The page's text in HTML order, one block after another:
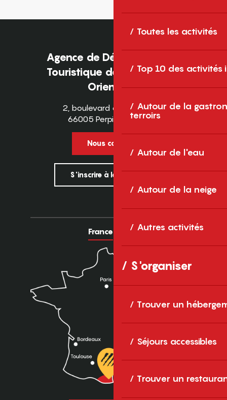
Toutes les activités
Top 10 des activités
Autour de la
terroirs
Autour de l'eau
Autour de la neige
Autres activités
S'organiser
Trouver un
Séjours accessibles
Trouver un
Agence de Développement
Touristique des Pyrénées-
Orientales
2, boulevard des Pyrénées
66005 Perpignan Cedex
Nous contacter
S'inscrire à la newsletter
France Europe